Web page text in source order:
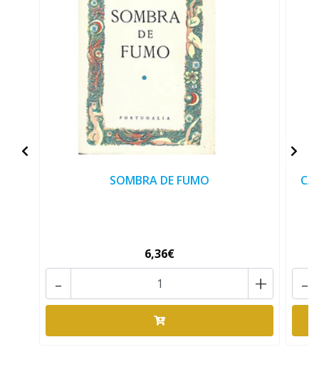
SOMBRA DE FUMO
6,36€
+
- -